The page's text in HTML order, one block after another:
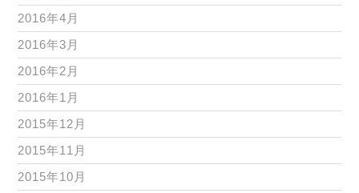
2016年4月
2016年3月
2016年2月
2016年1月
2015年12月
2015年11月
2015年10月